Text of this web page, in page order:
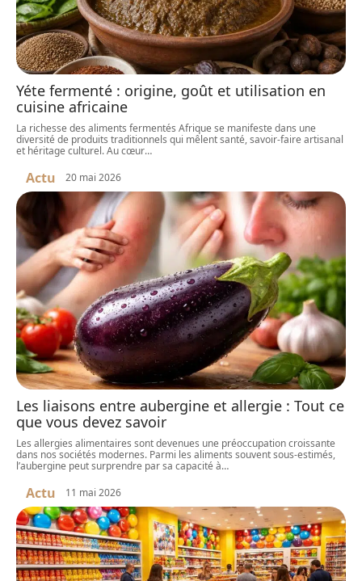
Yéte fermenté : origine, goût et utilisation en
cuisine africaine
La richesse des aliments fermentés Afrique se manifeste dans une
diversité de produits traditionnels qui mêlent santé, savoir-faire artisanal
et héritage culturel. Au cœur…
Actu 20 mai 2026
Les liaisons entre aubergine et allergie : Tout ce
que vous devez savoir
Les allergies alimentaires sont devenues une préoccupation croissante
dans nos sociétés modernes. Parmi les aliments souvent sous-estimés,
l’aubergine peut surprendre par sa capacité à…
Actu 11 mai 2026